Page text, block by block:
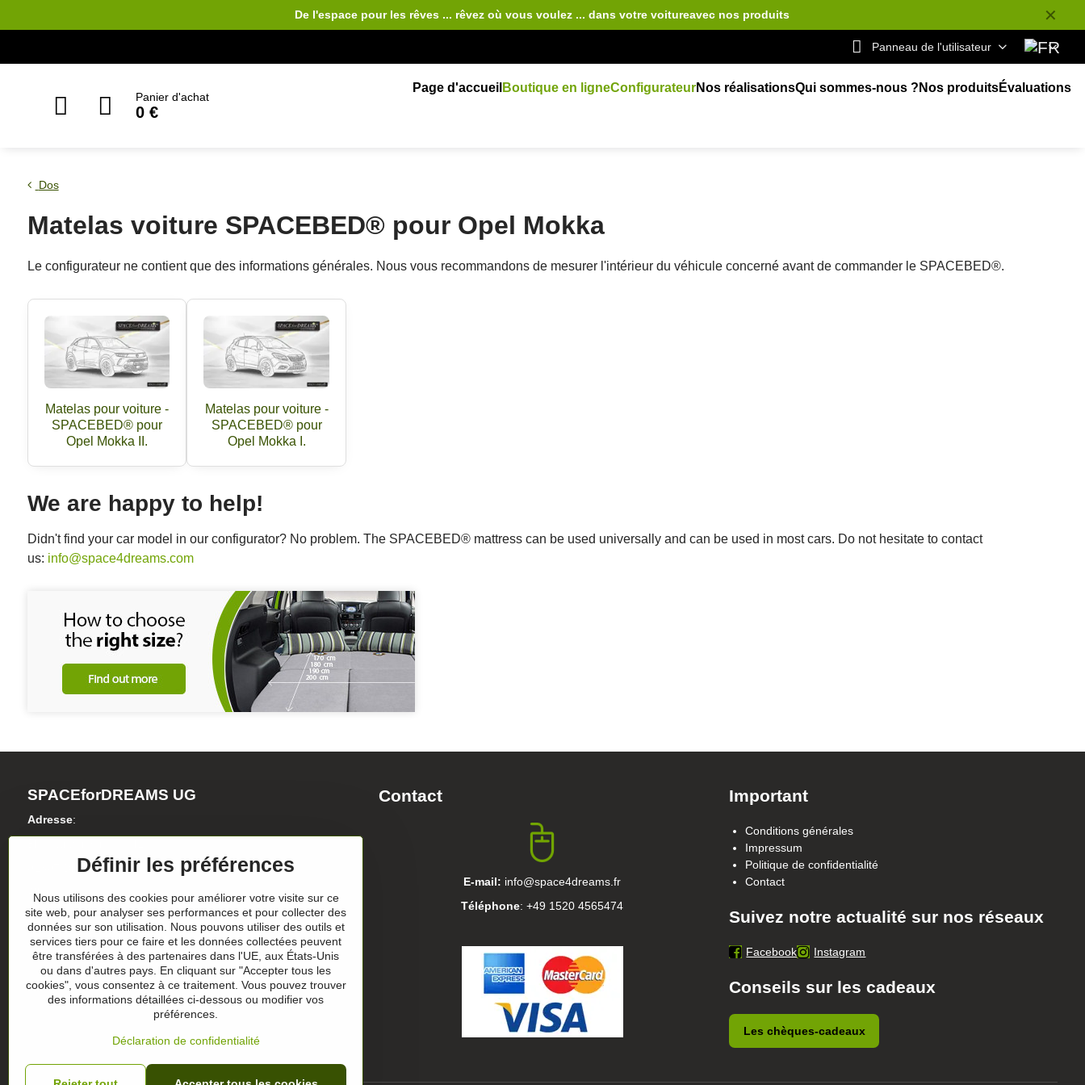
✕
De l'espace pour les rêves ... rêvez où vous voulez ... dans votre voitureavec nos produits
Panneau de l'utilisateur
Panier d'achat
0 €
Page d'accueil Boutique en ligneConfigurateurNos réalisationsQui sommes-nous ? Nos produitsÉvaluations
Dos
Matelas voiture SPACEBED® pour Opel Mokka
Le configurateur ne contient que des informations générales. Nous vous recommandons de mesurer l'intérieur du véhicule concerné avant de commander le SPACEBED®.
Matelas pour voiture -
SPACEBED® pour
Opel Mokka II.
Matelas pour voiture -
SPACEBED® pour
Opel Mokka I.
We are happy to help!
Didn't find your car model in our configurator? No problem. The SPACEBED® mattress can be used universally and can be used in most cars. Do not hesitate to contact
us: info@space4dreams.com
SPACEforDREAMS UG
Adresse:
01307 Dresden
Allemagne
Numéro d'identification de l'entreprise: HRB 36986
N° de TVA.: DE305357390
Contact
E-mail: info@space4dreams.fr
Téléphone: +49 1520 4565474
Important
Conditions générales
Impressum
Politique de confidentialité
Contact
Suivez notre actualité sur nos réseaux
Facebook Instagram
Conseils sur les cadeaux
Les chèques-cadeaux
Définir les préférences
Nous utilisons des cookies pour améliorer votre visite sur ce
site web, pour analyser ses performances et pour collecter des
données sur son utilisation. Nous pouvons utiliser des outils et
services tiers pour ce faire et les données collectées peuvent
être transférées à des partenaires dans l'UE, aux États-Unis
ou dans d'autres pays. En cliquant sur "Accepter tous les
cookies", vous consentez à ce traitement. Vous pouvez trouver
des informations détaillées ci-dessous ou modifier vos
préférences.
Déclaration de confidentialité